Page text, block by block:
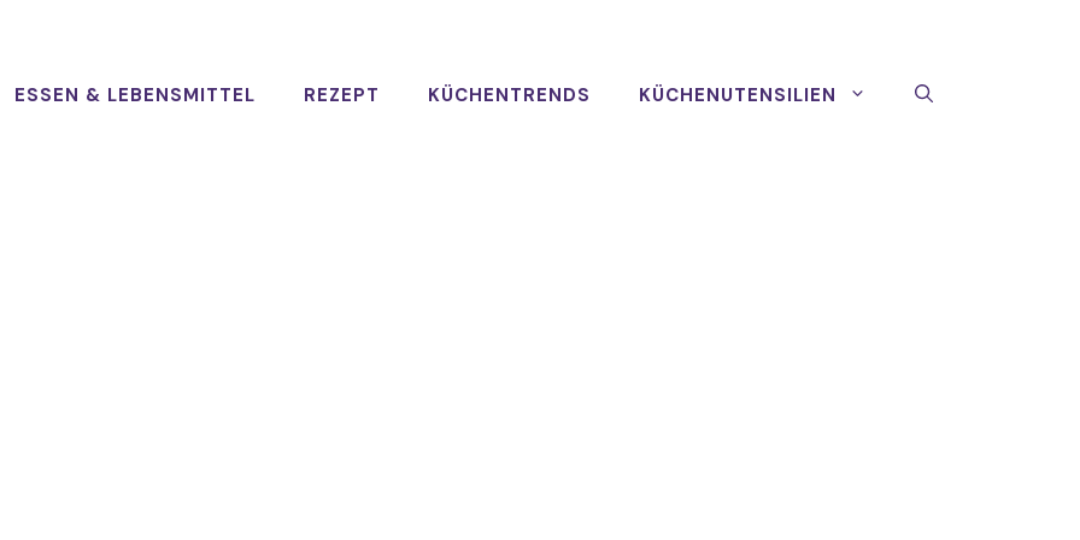
ESSEN & LEBENSMITTEL REZEPT KÜCHENTRENDS KÜCHENUTENSILIEN